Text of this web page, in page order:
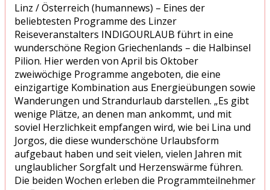
Linz / Österreich (humannews) – Eines der
beliebtesten Programme des Linzer
Reiseveranstalters INDIGOURLAUB führt in eine
wunderschöne Region Griechenlands – die Halbinsel
Pilion. Hier werden von April bis Oktober
zweiwöchige Programme angeboten, die eine
einzigartige Kombination aus Energieübungen sowie
Wanderungen und Strandurlaub darstellen. „Es gibt
wenige Plätze, an denen man ankommt, und mit
soviel Herzlichkeit empfangen wird, wie bei Lina und
Jorgos, die diese wunderschöne Urlaubsform
aufgebaut haben und seit vielen, vielen Jahren mit
unglaublicher Sorgfalt und Herzenswärme führen.
Die beiden Wochen erleben die Programmteilnehmer